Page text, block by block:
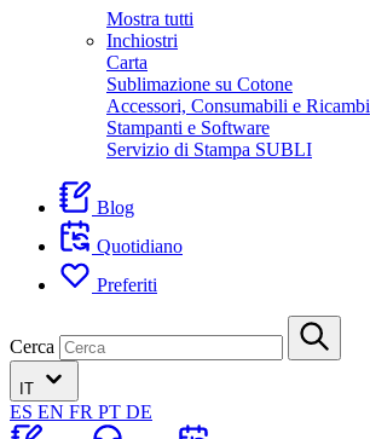
Mostra tutti
Inchiostri
Carta
Sublimazione su Cotone
Accessori, Consumabili e Ricambi
Stampanti e Software
Servizio di Stampa SUBLI
Blog
Quotidiano
Preferiti
Cerca
IT
ES EN FR PT DE